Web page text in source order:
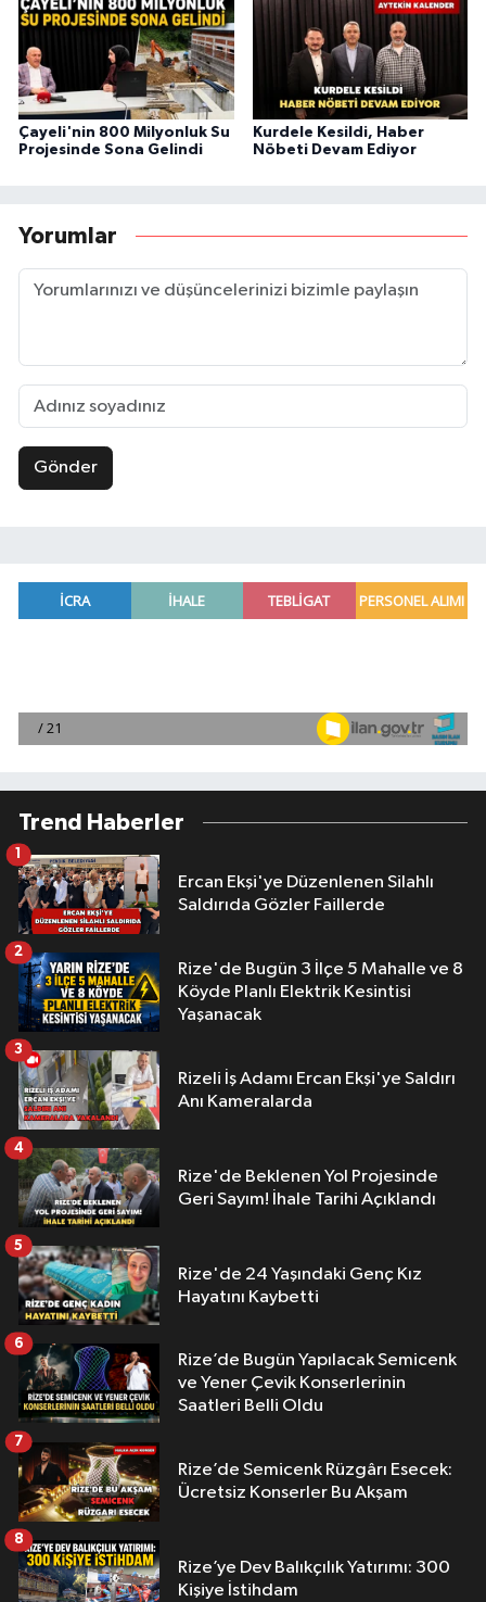
Çayeli'nin 800 Milyonluk Su
Projesinde Sona Gelindi
Kurdele Kesildi, Haber
Nöbeti Devam Ediyor
Yorumlar
Gönder
Trend Haberler
Ercan Ekşi'ye Düzenlenen Silahlı
Saldırıda Gözler Faillerde
1
Rize'de Bugün 3 İlçe 5 Mahalle ve 8
Köyde Planlı Elektrik Kesintisi
Yaşanacak
2
Rizeli İş Adamı Ercan Ekşi'ye Saldırı
Anı Kameralarda
3
Rize'de Beklenen Yol Projesinde
Geri Sayım! İhale Tarihi Açıklandı
4
Rize'de 24 Yaşındaki Genç Kız
Hayatını Kaybetti
5
Rize’de Bugün Yapılacak Semicenk
ve Yener Çevik Konserlerinin
Saatleri Belli Oldu
6
Rize’de Semicenk Rüzgârı Esecek:
Ücretsiz Konserler Bu Akşam
7
Rize’ye Dev Balıkçılık Yatırımı: 300
Kişiye İstihdam
8